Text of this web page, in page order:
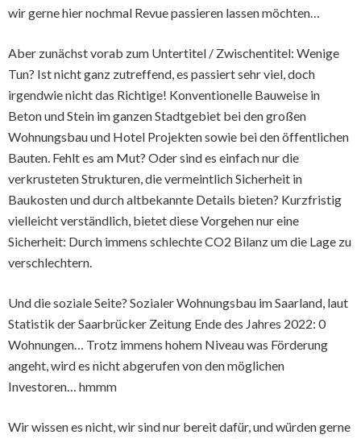
wir gerne hier nochmal Revue passieren lassen möchten…
Aber zunächst vorab zum Untertitel / Zwischentitel: Wenige
Tun? Ist nicht ganz zutreffend, es passiert sehr viel, doch
irgendwie nicht das Richtige! Konventionelle Bauweise in
Beton und Stein im ganzen Stadtgebiet bei den großen
Wohnungsbau und Hotel Projekten sowie bei den öffentlichen
Bauten. Fehlt es am Mut? Oder sind es einfach nur die
verkrusteten Strukturen, die vermeintlich Sicherheit in
Baukosten und durch altbekannte Details bieten? Kurzfristig
vielleicht verständlich, bietet diese Vorgehen nur eine
Sicherheit: Durch immens schlechte CO2 Bilanz um die Lage zu
verschlechtern.
Und die soziale Seite? Sozialer Wohnungsbau im Saarland, laut
Statistik der Saarbrücker Zeitung Ende des Jahres 2022: 0
Wohnungen… Trotz immens hohem Niveau was Förderung
angeht, wird es nicht abgerufen von den möglichen
Investoren… hmmm
Wir wissen es nicht, wir sind nur bereit dafür, und würden gerne